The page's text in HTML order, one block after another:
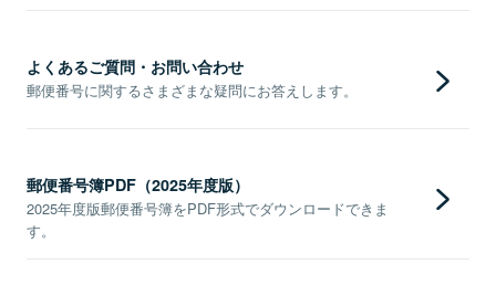
よくあるご質問・お問い合わせ
郵便番号に関するさまざまな疑問にお答えします。
郵便番号簿PDF（2025年度版）
2025年度版郵便番号簿をPDF形式でダウンロードできま
す。